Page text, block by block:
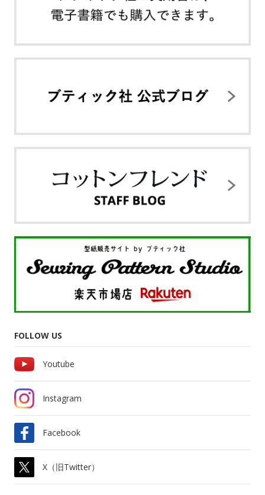
FOLLOW US
Youtube
Instagram
Facebook
X（旧Twitter）